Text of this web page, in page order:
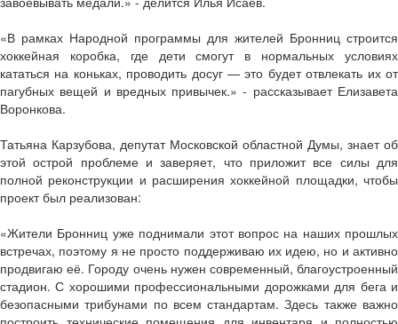
«В рамках Народной программы для жителей Бронниц строится
хоккейная коробка, где дети смогут в нормальных условиях
кататься на коньках, проводить досуг — это будет отвлекать их от
пагубных вещей и вредных привычек.» - рассказывает Елизавета
Воронкова.
Татьяна Карзубова, депутат Московской областной Думы, знает об
этой острой проблеме и заверяет, что приложит все силы для
полной реконструкции и расширения хоккейной площадки, чтобы
проект был реализован:
«Жители Бронниц уже поднимали этот вопрос на наших прошлых
встречах, поэтому я не просто поддерживаю их идею, но и активно
продвигаю её. Городу очень нужен современный, благоустроенный
стадион. С хорошими профессиональными дорожками для бега и
безопасными трибунами по всем стандартам. Здесь также важно